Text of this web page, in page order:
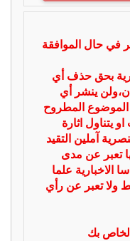
في حال الموافقة
بحق حذف أي
ينشر أي
المطروح
يتناول اثارة
آملين التقيد
تعبر عن مدى
الاخبارية علما
ولا تعبر عن رأي
بك